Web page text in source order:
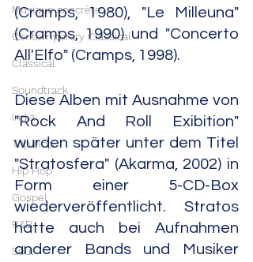
Musique concrète
Contemporary Classical
Classical
Soundtrack
India
Trip Hop
Hip Hop
Gospel
R&B
Soul
(Cramps, 1980), "Le Milleuna"
(Cramps, 1990) und "Concerto
All'Elfo" (Cramps, 1998).
Diese Alben mit Ausnahme von
"Rock And Roll Exibition"
wurden später unter dem Titel
"Stratosfera" (Akarma, 2002) in
Form einer 5-CD-Box
wiederveröffentlicht. Stratos
hatte auch bei Aufnahmen
anderer Bands und Musiker